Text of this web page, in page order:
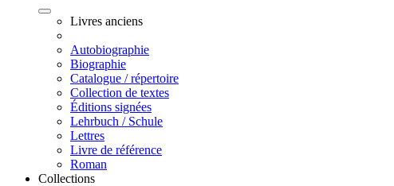
Livres anciens
Autobiographie
Biographie
Catalogue / répertoire
Collection de textes
Éditions signées
Lehrbuch / Schule
Lettres
Livre de référence
Roman
Collections